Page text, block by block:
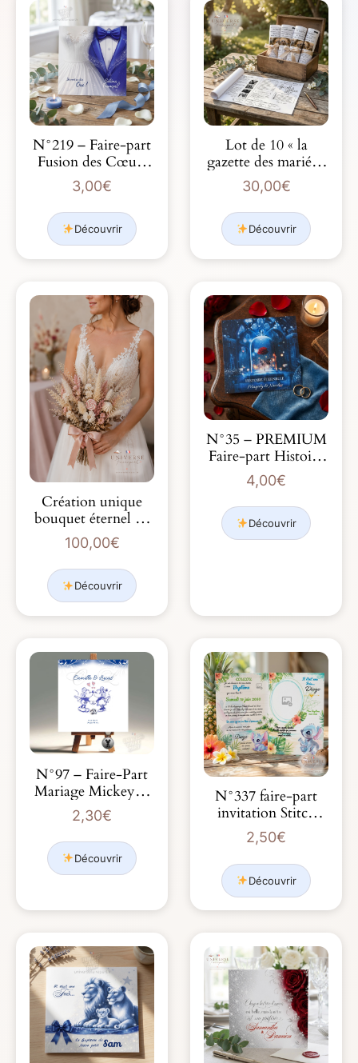
N°219 – Faire-part
Fusion des Cœurs
en bleu mari…
3,00€
Découvrir
Lot de 10 « la
gazette des mariés »
format SIMPLE
roul…
30,00€
Découvrir
Création unique
bouquet éternel de
mariage
100,00€
Découvrir
N°35 – PREMIUM
Faire-part Histoire
éternelle b…
4,00€
Découvrir
N°97 – Faire-Part
Mariage Mickey et
Minnie retro…
2,30€
Découvrir
N°337 faire-part
invitation Stitch
bébé
2,50€
Découvrir